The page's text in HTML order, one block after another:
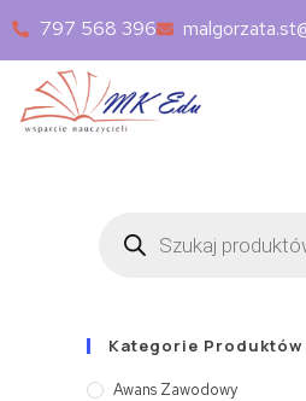
797 568 396
Kategorie Produktów
Awans Zawodowy